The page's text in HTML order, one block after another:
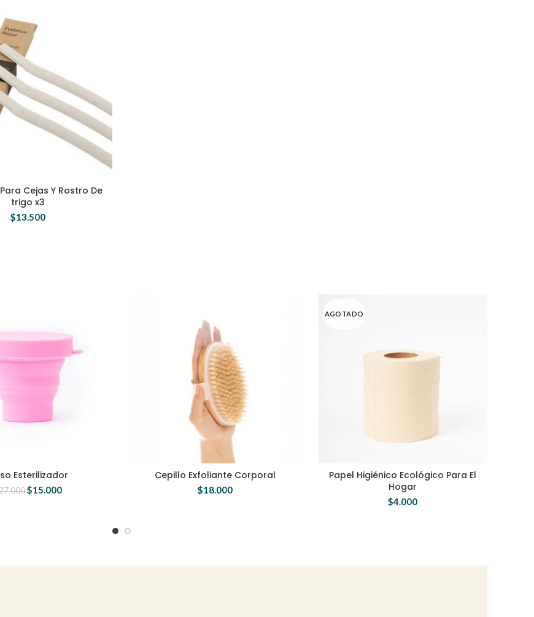
Cejas Y Rostro De
trigo x3
$13.500
Esterilizador
$15.000
Cepillo Exfoliante Corporal
$18.000
AGOTADO
Papel Higiénico Ecológico Para El
Hogar
$4.000